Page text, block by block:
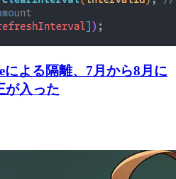
による隔離、7月から8月に
が入った